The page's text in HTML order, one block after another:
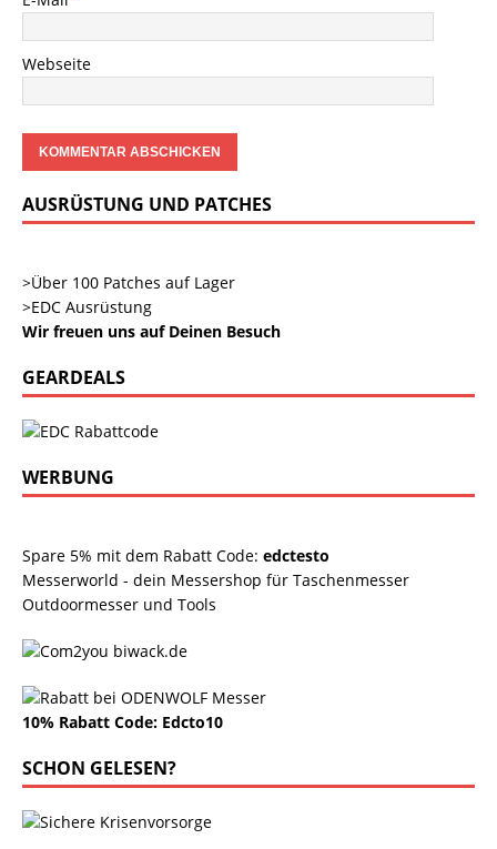
Webseite
AUSRÜSTUNG UND PATCHES
>Über 100 Patches auf Lager
>EDC Ausrüstung
Wir freuen uns auf Deinen Besuch
GEARDEALS
WERBUNG
Spare 5% mit dem Rabatt Code: edctesto
Messerworld - dein Messershop für Taschenmesser
Outdoormesser und Tools
10% Rabatt Code: Edcto10
SCHON GELESEN?